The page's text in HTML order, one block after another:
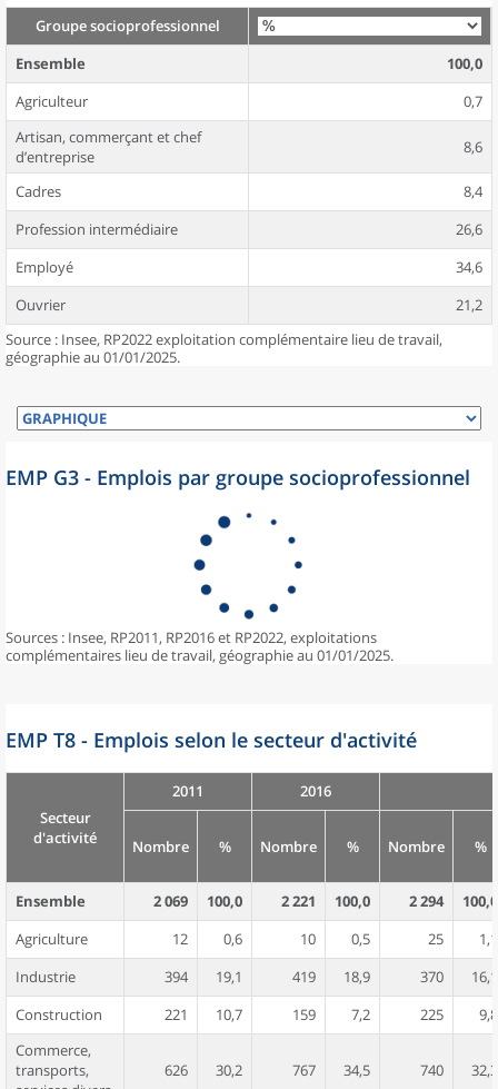
Groupe socioprofessionnel
Ensemble
100,0
Agriculteur
0,7
Artisan, commerçant et chef
d’entreprise
8,6
Cadres
8,4
Profession intermédiaire
26,6
Employé
34,6
Ouvrier
21,2
Source : Insee, RP2022 exploitation complémentaire lieu de travail,
géographie au 01/01/2025.
EMP G3 - Emplois par groupe socioprofessionnel
Sources : Insee, RP2011, RP2016 et RP2022, exploitations
complémentaires lieu de travail, géographie au 01/01/2025.
EMP T8 - Emplois selon le secteur d'activité
Secteur
d'activité
2011 2016
Nombre % Nombre % Nombre %
Ensemble 2 069 100,0 2 221 100,0 2 294
100,0
Agriculture
12 0,6 10 0,5 25
1,1
Industrie
394 19,1 419 18,9 370
16,1
Construction
221 10,7 159 7,2 225
9,8
Commerce,
transports,
626 30,2 767 34,5 740 32,3